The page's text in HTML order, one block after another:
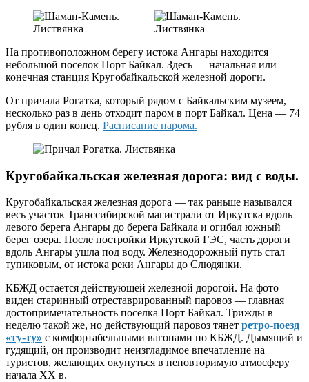
На противоположном берегу истока Ангары находится
небольшой поселок Порт Байкал. Здесь — начальная или
конечная станция Кругобайкальской железной дороги.
От причала Рогатка, который рядом с Байкальским музеем,
несколько раз в день отходит паром в порт Байкал. Цена — 74
рубля в один конец. Расписание парома.
Кругобайкальская железная дорога: вид с воды.
Кругобайкальская железная дорога — так раньше назывался
весь участок Транссибирской магистрали от Иркутска вдоль
левого берега Ангары до берега Байкала и огибал южный
берег озера. После постройки Иркутской ГЭС, часть дороги
вдоль Ангары ушла под воду. Железнодорожный путь стал
тупиковым, от истока реки Ангары до Слюдянки.
КБЖД остается действующей железной дорогой. На фото
виден старинный отреставрированный паровоз — главная
достопримечательность поселка Порт Байкал. Трижды в
неделю такой же, но действующий паровоз тянет ретро-поезд
«ту-ту» с комфортабельными вагонами по КБЖД. Дымящий и
гудящий, он производит неизгладимое впечатление на
туристов, желающих окунуться в неповторимую атмосферу
начала XX в.